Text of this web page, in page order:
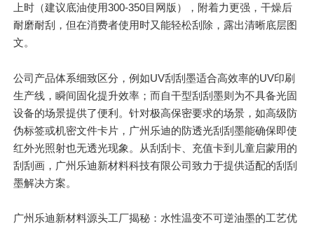
上时（建议底油使用300-350目网版），附着力更强，干燥后
耐磨耐刮，但在消费者使用时又能轻松刮除，露出清晰底层图
文。
公司产品体系细致区分，例如UV刮刮墨适合高效率的UV印刷
生产线，瞬间固化提升效率；而自干型刮刮墨则为不具备光固
设备的场景提供了便利。针对极高保密要求的场景，如高级防
伪标签或机密文件卡片，广州乐迪的防透光刮刮墨能确保即使
红外光照射也无透光现象。从刮刮卡、充值卡到儿童启蒙用的
刮刮画，广州乐迪新材料科技有限公司致力于提供适配的刮刮
墨解决方案。
广州乐迪新材料源头工厂揭秘：水性温变不可逆油墨的工艺优